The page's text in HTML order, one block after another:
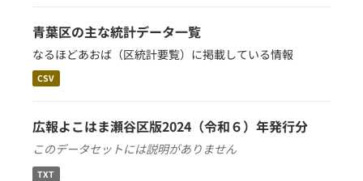
青葉区の主な統計データ一覧
なるほどあおば（区統計要覧）に掲載している情報
CSV
広報よこはま瀬谷区版2024（令和６）年発行分
このデータセットには説明がありません
TXT